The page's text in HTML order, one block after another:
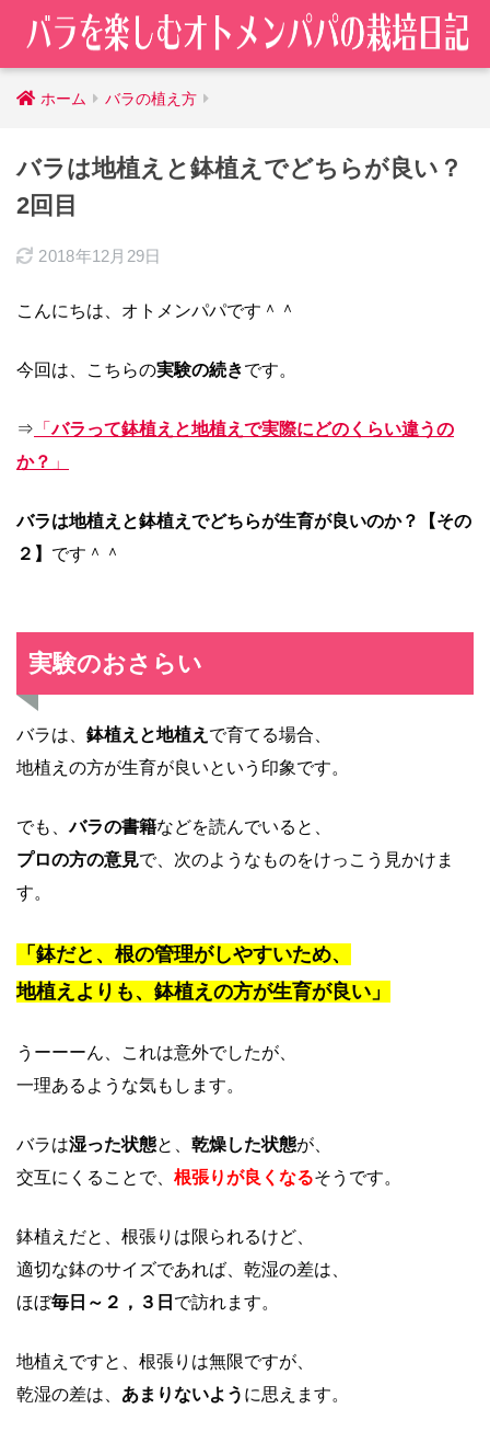
ホーム バラの植え方
バラは地植えと鉢植えでどちらが良い？
2回目
2018年12月29日
こんにちは、オトメンパパです＾＾
今回は、こちらの実験の続きです。
⇒ 「バラって鉢植えと地植えで実際にどのくらい違うの
か？ 」
バラは地植えと鉢植え でどちらが生育が良いのか？【その
２】 です＾＾
実験のおさらい
バラは、 鉢植えと地植え で育てる場合、
地植えの方が生育が良いという印象です。
でも、バラの書籍などを読んでいると、
プロの方の意見で、次のようなものをけっこう見かけま
す。
「鉢だと、根の管理がしやすいため、
地植えよりも、鉢植えの方が生育が良い」
うーーーん、これは意外でしたが、
一理あるような気もします。
バラは湿った状態と、 乾燥した状態が、
交互にくることで、 根張りが良くなるそうです。
鉢植えだと、根張りは限られるけど、
適切な鉢のサイズであれば、乾湿の差は、
ほぼ毎日～２，３日 で訪れます。
地植えですと、根張りは無限ですが、
乾湿の差は、 あまりないよう に思えます。